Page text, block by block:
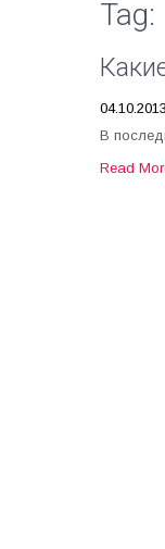
04.10.2013
В
Read